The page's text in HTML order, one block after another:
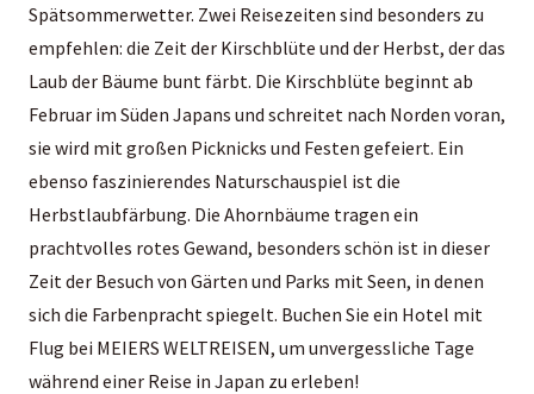
Spätsommerwetter. Zwei Reisezeiten sind besonders zu
empfehlen: die Zeit der Kirschblüte und der Herbst, der das
Laub der Bäume bunt färbt. Die Kirschblüte beginnt ab
Februar im Süden Japans und schreitet nach Norden voran,
sie wird mit großen Picknicks und Festen gefeiert. Ein
ebenso faszinierendes Naturschauspiel ist die
Herbstlaubfärbung. Die Ahornbäume tragen ein
prachtvolles rotes Gewand, besonders schön ist in dieser
Zeit der Besuch von Gärten und Parks mit Seen, in denen
sich die Farbenpracht spiegelt. Buchen Sie ein Hotel mit
Flug bei MEIERS WELTREISEN, um unvergessliche Tage
während einer Reise in Japan zu erleben!